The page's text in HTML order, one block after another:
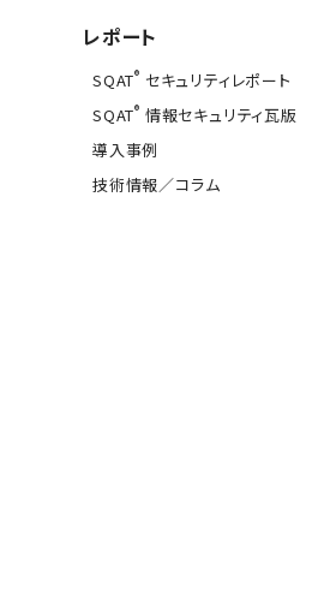
レポート
SQAT® セキュリティレポート
SQAT® 情報セキュリティ瓦版
導入事例
技術情報／コラム